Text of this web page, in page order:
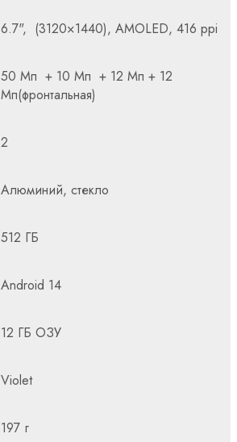
6.7", (3120×1440), AMOLED, 416 ppi
50 Мп + 10 Мп + 12 Мп + 12
Мп(фронтальная)
2
Алюминий, стекло
512 ГБ
Android 14
12 ГБ ОЗУ
Violet
197 г